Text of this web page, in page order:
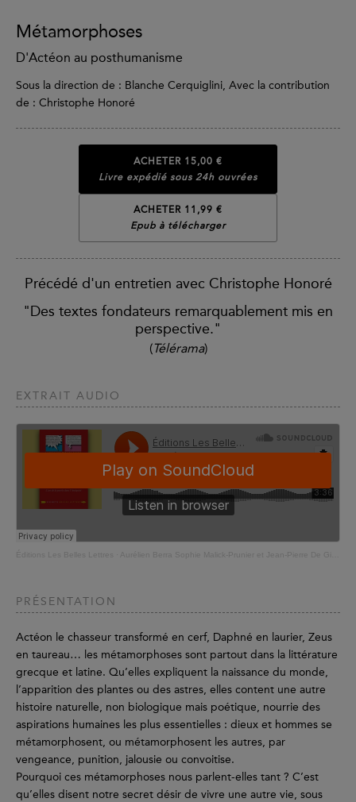
Métamorphoses
D'Actéon au posthumanisme
Sous la direction de : Blanche Cerquiglini, Avec la contribution
de : Christophe Honoré
ACHETER 15,00 €
Livre expédié sous 24h ouvrées
ACHETER 11,99 €
Epub à télécharger
Précédé d'un entretien avec Christophe Honoré
"Des textes fondateurs remarquablement mis en
perspective."
(Télérama)
EXTRAIT AUDIO
Éditions Les Belles Lettres Aurélien Berra Sophie Malick-Prunier et Jean-Pierre De Giorgio - Dixit
PRÉSENTATION
Actéon le chasseur transformé en cerf, Daphné en laurier, Zeus
en taureau… les métamorphoses sont partout dans la littérature
grecque et latine. Qu’elles expliquent la naissance du monde,
l’apparition des plantes ou des astres, elles content une autre
histoire naturelle, non biologique mais poétique, nourrie des
aspirations humaines les plus essentielles : dieux et hommes se
métamorphosent, ou métamorphosent les autres, par
vengeance, punition, jalousie ou convoitise.
Pourquoi ces métamorphoses nous parlent-elles tant ? C’est
qu’elles disent notre secret désir de vivre une autre vie, sous